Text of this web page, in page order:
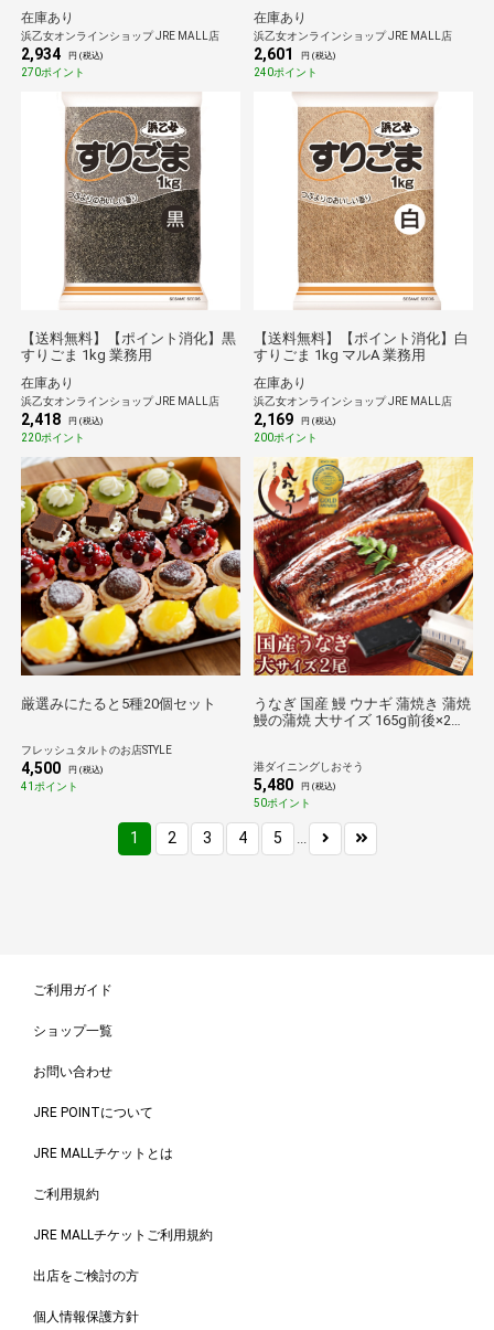
在庫あり
浜乙女オンラインショップ JRE MALL店
2,934 円 (税込)
270ポイント
在庫あり
浜乙女オンラインショップ JRE MALL店
2,601 円 (税込)
240ポイント
【送料無料】【ポイント消化】黒
すりごま 1kg 業務用
在庫あり
浜乙女オンラインショップ JRE MALL店
2,418 円 (税込)
220ポイント
【送料無料】【ポイント消化】白
すりごま 1kg マルA 業務用
在庫あり
浜乙女オンラインショップ JRE MALL店
2,169 円 (税込)
200ポイント
厳選みにたると5種20個セット
フレッシュタルトのお店STYLE
4,500 円 (税込)
41ポイント
うなぎ 国産 鰻 ウナギ 蒲焼き 蒲焼
鰻の蒲焼 大サイズ 165g前後×2尾
ぎ蒲焼 食品 贈り物 記念日 ギフト
プレゼント
港ダイニングしおそう
5,480 円 (税込)
50ポイント
1 2 3 4 5
ご利用ガイド
ショップ一覧
お問い合わせ
JRE POINTについて
JRE MALLチケットとは
ご利用規約
JRE MALLチケットご利用規約
出店をご検討の方
個人情報保護方針